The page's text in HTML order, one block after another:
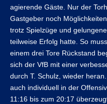
agierende Gäste. Nur der
Gastgeber noch
trotz Spielzüge und
teilweise Erfolg hatte. So
einem drei Tore Rückstand
sich der VfB mit einer
durch T. Schulz, wieder
auch individuell in der
11:16 bis zum 20:17